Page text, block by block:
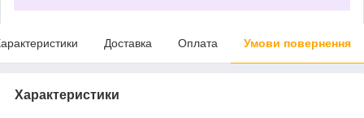
Доставка Оплата Умови повернення
Характеристики